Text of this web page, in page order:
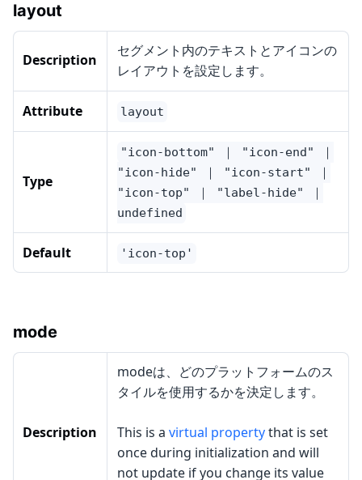
layout
Description
セグメント内のテキストとアイコンの
レイアウトを設定します。
Attribute layout
Type
"icon-bottom" ｜ "icon-end" ｜
"icon-hide" ｜ "icon-start" ｜
"icon-top" ｜ "label-hide" ｜
undefined
Default 'icon-top'
mode
Description
modeは、どのプラットフォームのス
タイルを使用するかを決定します。
This is a virtual propertythat is set
once during initialization and will
not update if you change its value